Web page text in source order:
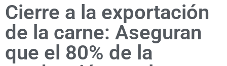
Cierre a la exportación
de la carne: Aseguran
que el 80% de la